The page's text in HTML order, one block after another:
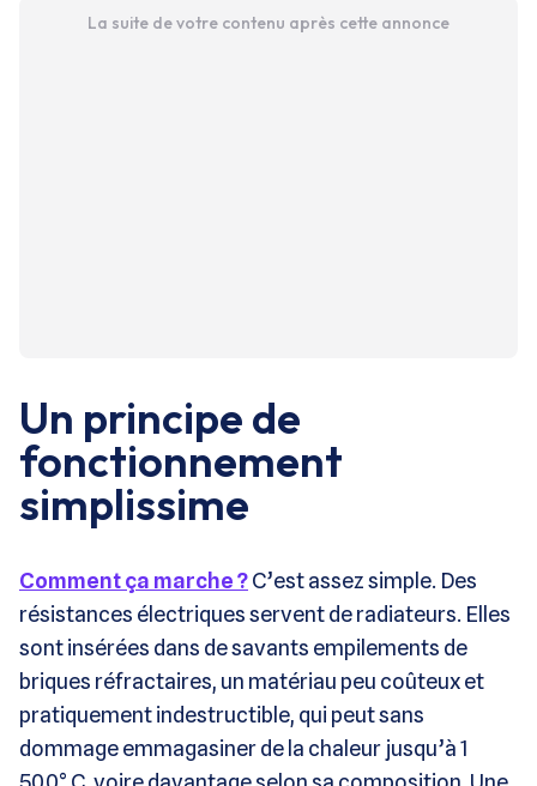
La suite de votre contenu après cette annonce
Un principe de
fonctionnement
simplissime
Comment ça marche ?C’est assez simple. Des
résistances électriques servent de radiateurs. Elles
sont insérées dans de savants empilements de
briques réfractaires, un matériau peu coûteux et
pratiquement indestructible, qui peut sans
dommage emmagasiner de la chaleur jusqu’à 1